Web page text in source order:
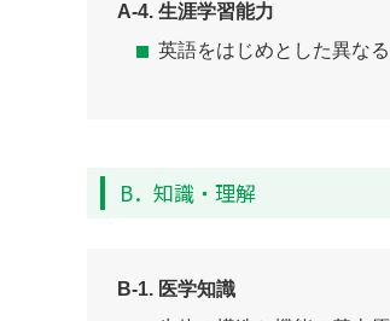
A-4. 生涯学習能力
英語をはじめとした異な
B．知識・理解
B-1. 医学知識